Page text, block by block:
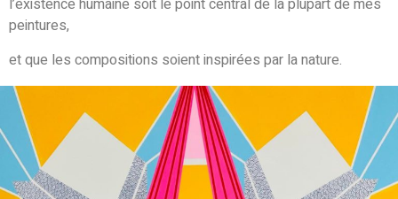
l’existence humaine soit le point central de la plupart de mes
peintures,
et que les compositions soient inspirées par la nature.